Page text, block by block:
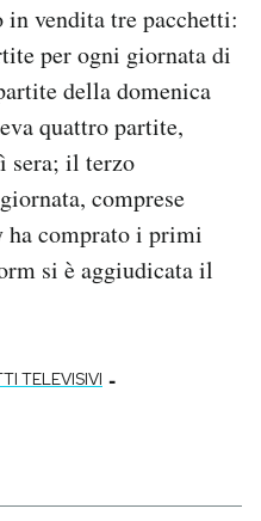
in vendita tre pacchetti:
per ogni giornata di
della domenica
quattro partite,
sera; il terzo
comprese
ha comprato i primi
si è aggiudicata il
TELEVISIVI -